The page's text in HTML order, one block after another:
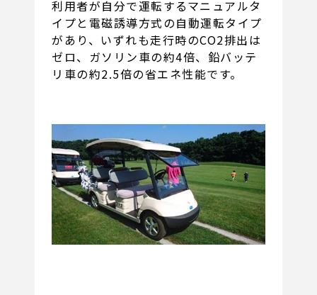
利用者が自分で運転するマニュアルタ
イプと電磁誘導方式の自動運転タイプ
があり、いずれも走行時のCO2排出は
ゼロ、ガソリン車の約4倍、鉛バッテ
リ車の約2.5倍の省エネ性能です。